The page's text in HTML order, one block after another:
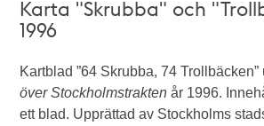
Karta "Skrubba" och
1996
Kartblad ”64 Skrubba, 74 Trollbäcken”
över Stockholmstrakten år 1996.
ett blad. Upprättad av Stockholms